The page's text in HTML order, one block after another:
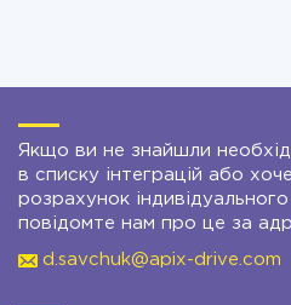
Якщо ви не знайшли
в списку інтеграцій або
розрахунок
повідомте нам про це за
d.savchuk@apix-drive.com